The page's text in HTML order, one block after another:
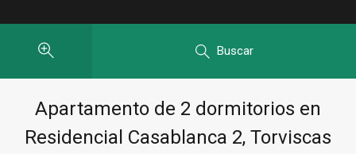
Buscar
Apartamento de 2 dormitorios en
Residencial Casablanca 2, Torviscas